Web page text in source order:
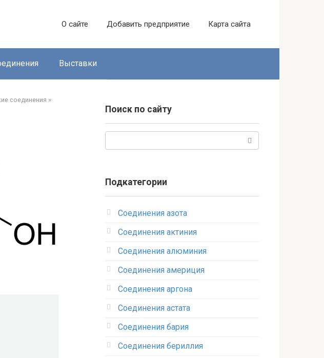
О сайте Добавить предприятие Карта сайта
Выставки
соединения‎ »
Поиск по сайту
Подкатегории
Соединения азота
Соединения актиния
Соединения алюминия‎
Соединения америция‎
Соединения аргона‎
Соединения астата‎
Соединения бария
Соединения бериллия‎